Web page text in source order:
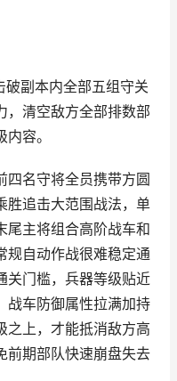
副本内全部五组守关
，清空敌方全部排数部
容。
四名守将全员携带方圆
胜追击大范围战法，单
尾主将组合高阶战车和
规自动作战很难稳定通
关门槛，兵器等级贴近
战车防御属性拉满加持
之上，才能抵消敌方高
前期部队快速崩盘失去